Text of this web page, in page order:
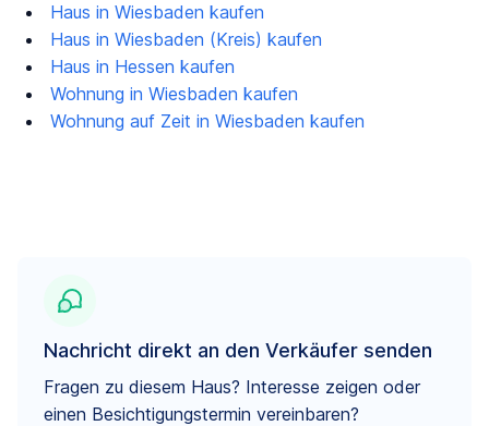
Haus in Wiesbaden kaufen
Haus in Wiesbaden (Kreis) kaufen
Haus in Hessen kaufen
Wohnung in Wiesbaden kaufen
Wohnung auf Zeit in Wiesbaden kaufen
Nachricht direkt an den Verkäufer senden
Fragen zu diesem Haus? Interesse zeigen oder
einen Besichtigungstermin vereinbaren?